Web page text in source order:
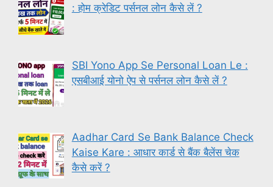
: होम क्रेडिट पर्सनल लोन कैसे लें ?
SBI Yono App Se Personal Loan Le :
एसबीआई योनो ऐप से पर्सनल लोन कैसे लें ?
Aadhar Card Se Bank Balance Check
Kaise Kare : आधार कार्ड से बैंक बैलेंस चेक
कैसे करें ?